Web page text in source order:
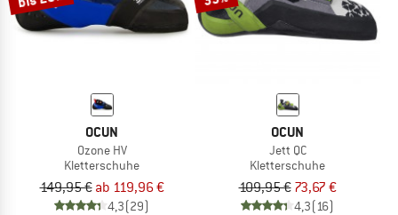
OCUN
Ozone HV
Kletterschuhe
149,95 € ab 119,96 €
4,3(29)
OCUN
Jett QC
Kletterschuhe
109,95 € 73,67 €
4,3(16)